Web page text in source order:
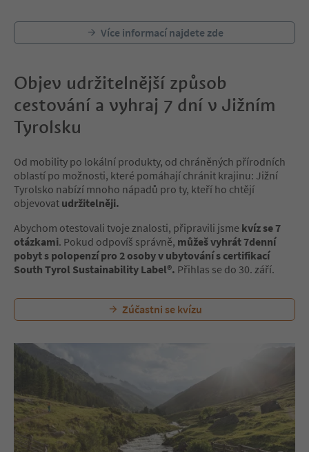
Více informací najdete zde
Objev udržitelnější způsob
cestování a vyhraj 7 dní v Jižním
Tyrolsku
Od mobility po lokální produkty, od chráněných přírodních
oblastí po možnosti, které pomáhají chránit krajinu: Jižní
Tyrolsko nabízí mnoho nápadů pro ty, kteří ho chtějí
objevovat udržitelněji.
Abychom otestovali tvoje znalosti, připravili jsme kvíz se 7
otázkami. Pokud odpovíš správně, můžeš vyhrát 7denní
pobyt s polopenzí pro 2 osoby v ubytování s certifikací
South Tyrol Sustainability Label®. Přihlas se do 30. září.
Zúčastni se kvízu